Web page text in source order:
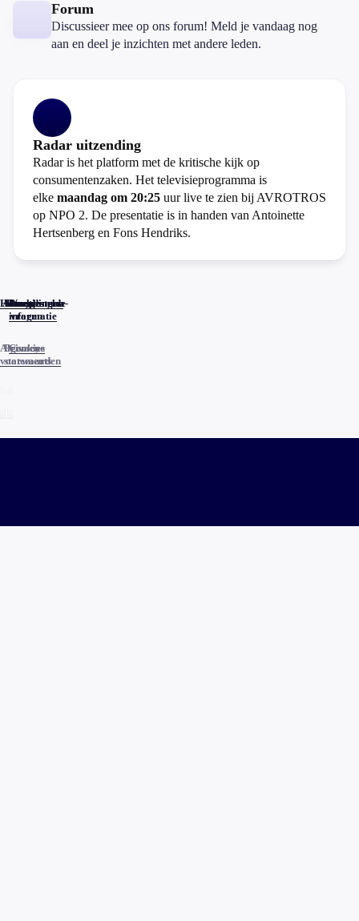
Forum
Discussieer mee op ons forum! Meld je vandaag nog
aan en deel je inzichten met andere leden.
Radar uitzending
Radar is het platform met de kritische kijk op
consumentenzaken. Het televisieprogramma is
elke maandag om 20:25 uur live te zien bij AVROTROS
op NPO 2. De presentatie is in handen van Antoinette
Hertsenberg en Fons Hendriks.
Home
Actueel
Uitzendingen
Reacties
Programma-
informatie
Veelgestelde
vragen
Algemene
voorwaarden
Privacy
statements
Cookies